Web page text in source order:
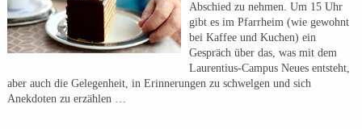
Abschied zu nehmen. Um 15 Uhr
gibt es im Pfarrheim (wie gewohnt
bei Kaffee und Kuchen) ein
Gespräch über das, was mit dem
Laurentius-Campus Neues entsteht,
aber auch die Gelegenheit, in Erinnerungen zu schwelgen und sich
Anekdoten zu erzählen …